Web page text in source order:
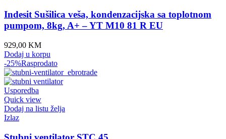
Indesit Sušilica veša, kondenzacijska sa toplotnom
pumpom, 8kg, A+ – YT M10 81 R EU
929,00 KM
Dodaj u korpu
-25%Rasprodato
Usporedba
Quick view
Dodaj na listu želja
Izlaz